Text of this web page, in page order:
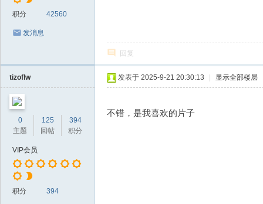
积分 42560
发消息
回复
tizoflw
0
主题
125
回帖
394
积分
VIP会员
积分 394
发表于 2025-9-21 20:30:13 显示全部楼层
不错，是我喜欢的片子